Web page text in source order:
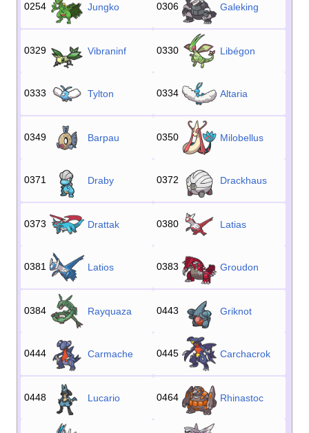
0254 Jungko 0306 Galeking
0329 Vibraninf 0330 Libégon
0333 Tylton 0334 Altaria
0349 Barpau 0350 Milobellus
0371 Draby 0372 Drackhaus
0373 Drattak 0380 Latias
0381 Latios 0383 Groudon
0384 Rayquaza 0443 Griknot
0444 Carmache 0445 Carchacrok
0448 Lucario 0464 Rhinastoc